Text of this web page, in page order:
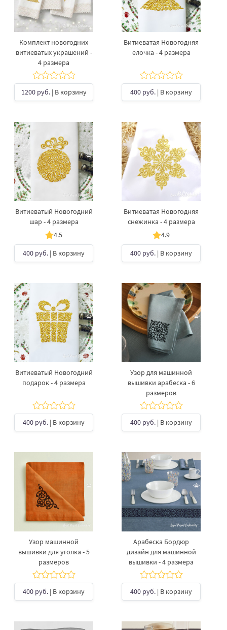
Комплект новогодних
витиеватых украшений -
4 размера
1200 руб.| В корзину
Витиеватая Новогодняя
елочка - 4 размера
400 руб. | В корзину
Витиеватый Новогодний
шар - 4 размера
4.5
400 руб. | В корзину
Витиеватая Новогодняя
снежинка - 4 размера
4.9
400 руб. | В корзину
Витиеватый Новогодний
подарок - 4 размера
400 руб. | В корзину
Узор для машинной
вышивки арабеска - 6
размеров
400 руб. | В корзину
Узор машинной
вышивки для уголка - 5
размеров
400 руб. | В корзину
Арабеска Бордюр
дизайн для машинной
вышивки - 4 размера
400 руб. | В корзину